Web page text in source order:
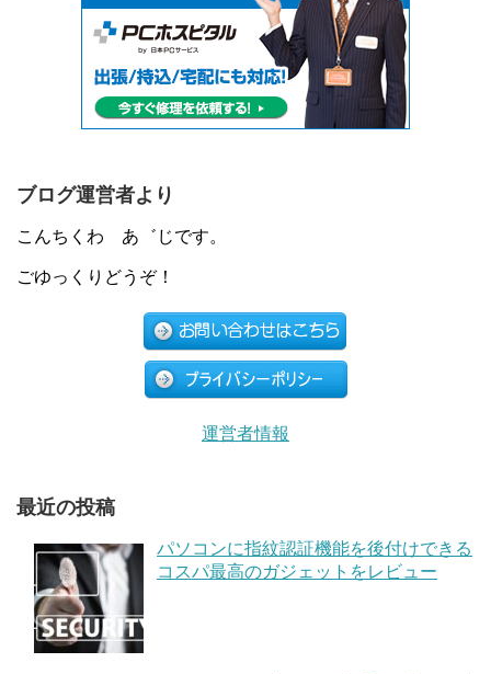
ブログ運営者より
こんちくわ あ゛じです。
ごゆっくりどうぞ！
運営者情報
最近の投稿
パソコンに指紋認証機能を後付けできる
コスパ最高のガジェットをレビュー